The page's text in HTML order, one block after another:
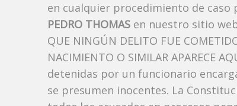
en cualquier procedimiento de
PEDRO THOMAS en nuestro sitio
QUE NINGÚN DELITO FUE
NACIMIENTO O SIMILAR APARECE
detenidas por un funcionario
se presumen inocentes. La